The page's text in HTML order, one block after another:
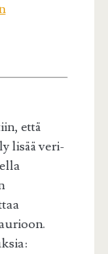
että
lisää veri-